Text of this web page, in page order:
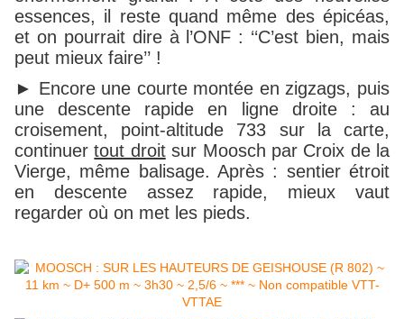
essences, il reste quand même des épicéas,
et on pourrait dire à l’ONF : ‘‘C’est bien, mais
peut mieux faire’’ !
► Encore une courte montée en zigzags, puis
une descente rapide en ligne droite : au
croisement, point-altitude 733 sur la carte,
continuertout droitsur Moosch par Croix de la
Vierge, même balisage. Après : sentier étroit
en descente assez rapide, mieux vaut
regarder où on met les pieds.